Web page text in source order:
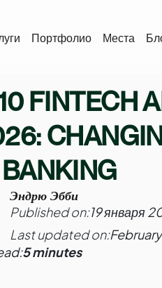
Портфолио Места
FINTECH
Эндрю Эбби
Published on:19 января
Last updated on:
5 minutes